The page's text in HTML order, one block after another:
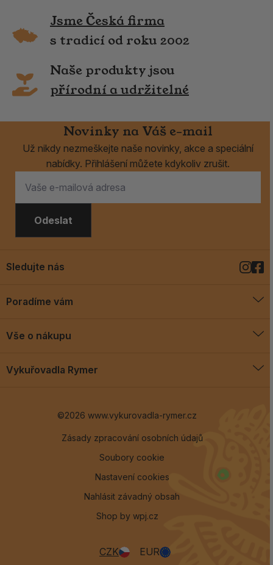
Jsme Česká firma
s tradicí od roku 2002
Naše produkty jsou
přírodní a udržitelné
Novinky na Váš e-mail
Už nikdy nezmeškejte naše novinky, akce a speciální
nabídky. Přihlášení můžete kdykoliv zrušit.
Odeslat
Poradíme vám
Blog
Vše o nákupu
Vykuřovadla Rymer
Sledujte nás
©2026 www.vykurovadla-rymer.cz
Zásady zpracování osobních údajů
Soubory cookie
Nastavení cookies
Nahlásit závadný obsah
Shop by wpj.cz
CZK EUR